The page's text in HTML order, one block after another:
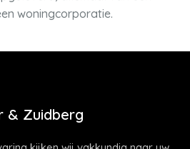
woningcorporatie.
& Zuidberg